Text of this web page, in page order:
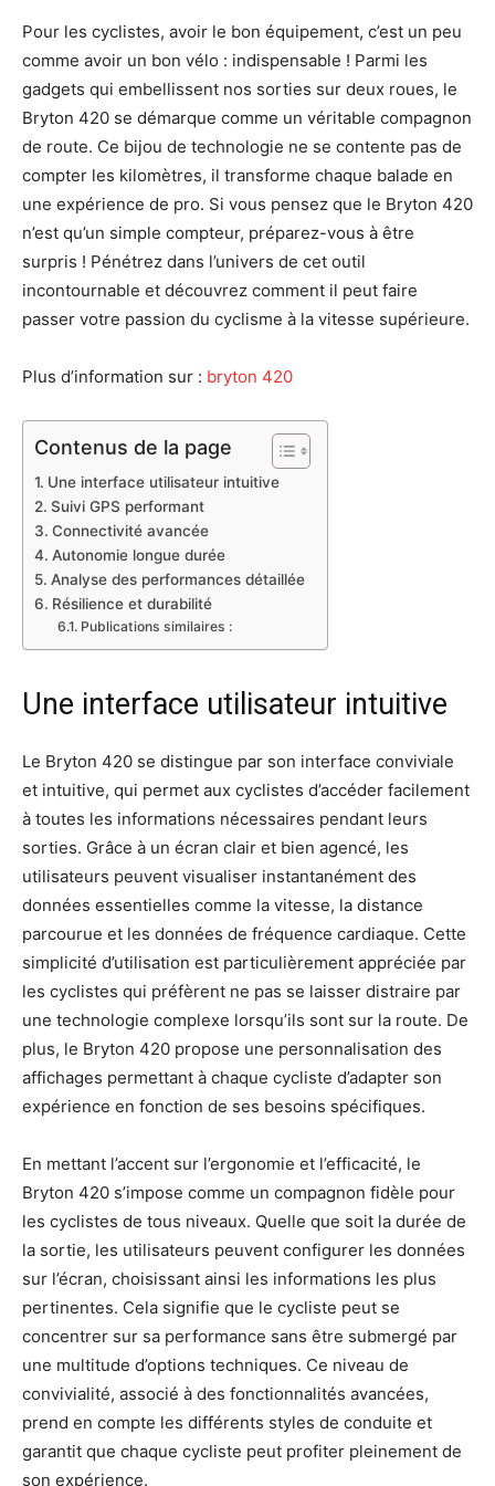
Pour les cyclistes, avoir le bon équipement, c’est un peu
comme avoir un bon vélo : indispensable ! Parmi les
gadgets qui embellissent nos sorties sur deux roues, le
Bryton 420 se démarque comme un véritable compagnon
de route. Ce bijou de technologie ne se contente pas de
compter les kilomètres, il transforme chaque balade en
une expérience de pro. Si vous pensez que le Bryton 420
n’est qu’un simple compteur, préparez-vous à être
surpris ! Pénétrez dans l’univers de cet outil
incontournable et découvrez comment il peut faire
passer votre passion du cyclisme à la vitesse supérieure.
Plus d’information sur : bryton 420
Contenus de la page
Une interface utilisateur intuitive
Suivi GPS performant
Connectivité avancée
Autonomie longue durée
Analyse des performances détaillée
Résilience et durabilité
Publications similaires :
Une interface utilisateur intuitive
Le Bryton 420 se distingue par son interface conviviale
et intuitive, qui permet aux cyclistes d’accéder facilement
à toutes les informations nécessaires pendant leurs
sorties. Grâce à un écran clair et bien agencé, les
utilisateurs peuvent visualiser instantanément des
données essentielles comme la vitesse, la distance
parcourue et les données de fréquence cardiaque. Cette
simplicité d’utilisation est particulièrement appréciée par
les cyclistes qui préfèrent ne pas se laisser distraire par
une technologie complexe lorsqu’ils sont sur la route. De
plus, le Bryton 420 propose une personnalisation des
affichages permettant à chaque cycliste d’adapter son
expérience en fonction de ses besoins spécifiques.
En mettant l’accent sur l’ergonomie et l’efficacité, le
Bryton 420 s’impose comme un compagnon fidèle pour
les cyclistes de tous niveaux. Quelle que soit la durée de
la sortie, les utilisateurs peuvent configurer les données
sur l’écran, choisissant ainsi les informations les plus
pertinentes. Cela signifie que le cycliste peut se
concentrer sur sa performance sans être submergé par
une multitude d’options techniques. Ce niveau de
convivialité, associé à des fonctionnalités avancées,
prend en compte les différents styles de conduite et
garantit que chaque cycliste peut profiter pleinement de
son expérience.